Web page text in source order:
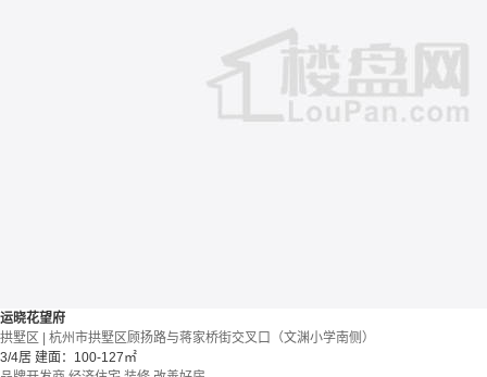
运晓花望府
拱墅区 | 杭州市拱墅区顾扬路与蒋家桥街交叉口（文渊小学南侧）
3/4居 建面：100-127㎡